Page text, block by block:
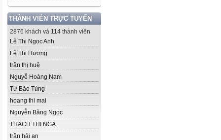
THÀNH VIÊN TRỰC TUYẾN
2876 khách và 114 thành viên
Lê Thị Ngọc Anh
Lê Thị Hương
trần thị huệ
Nguyễ Hoàng Nam
Từ Bảo Tùng
hoang thi mai
Nguyễn Băng Ngọc
THẠCH THỊ NGA
trần hải an